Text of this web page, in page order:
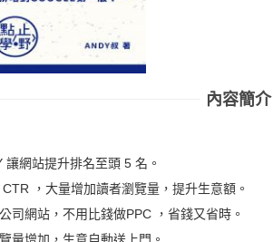
內容簡介
讓網站提升排名至頭 5 名。
，大量增加讀者瀏覽量，提升生意額。
司網站，不用比錢做PPC ，省錢又省時。